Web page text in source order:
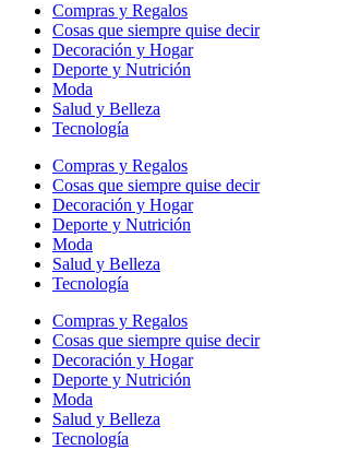
Compras y Regalos
Cosas que siempre quise decir
Decoración y Hogar
Deporte y Nutrición
Moda
Salud y Belleza
Tecnología
Compras y Regalos
Cosas que siempre quise decir
Decoración y Hogar
Deporte y Nutrición
Moda
Salud y Belleza
Tecnología
Compras y Regalos
Cosas que siempre quise decir
Decoración y Hogar
Deporte y Nutrición
Moda
Salud y Belleza
Tecnología